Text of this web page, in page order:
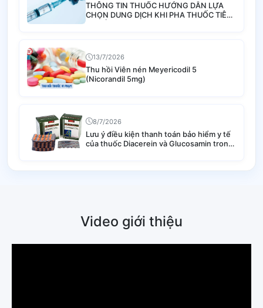
THÔNG TIN THUỐC HƯỚNG DẪN LỰA
CHỌN DUNG DỊCH KHI PHA THUỐC TIÊM
TRUYỀN
13/7/2026
Thu hồi Viên nén Meyericodil 5
(Nicorandil 5mg)
8/7/2026
Lưu ý điều kiện thanh toán bảo hiểm y tế
của thuốc Diacerein và Glucosamin trong
Video giới thiệu